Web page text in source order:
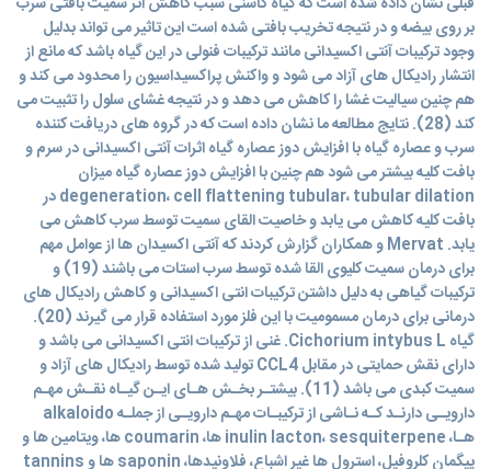
بر روی بیضه و در نتیجه تخریب بافتی شده است این تاثیر می تواند بدلیل
وجود ترکیبات آنتی اکسیدانی مانند ترکیبات فنولی در این گیاه باشد که مانع از
انتشار رادیکال های آزاد می شود و واکنش پراکسیداسیون را محدود می کند و
هم چنین سیالیت غشا را کاهش می دهد و در نتیجه غشای سلول را تثبیت می
کند (28). نتایج مطالعه ما نشان داده است که در گروه های دریافت کننده
سرب و عصاره گیاه با افزایش دوز عصاره گیاه اثرات آنتی اکسیدانی در سرم و
بافت کلیه بیشتر می شود هم چنین با افزایش دوز عصاره گیاه میزان
degeneration، cell flattening tubular، tubular dilation در
بافت کلیه کاهش می یابد و خاصیت القای سمیت توسط سرب کاهش می
یابد. Mervat و همکاران گزارش کردند که آنتی اکسیدان ها از عوامل مهم
برای درمان سمیت کلیوی القا شده توسط سرب استات می باشند (19) و
ترکیبات گیاهی به دلیل داشتن ترکیبات انتی اکسیدانی و کاهش رادیکال های
درمانی برای درمان مسمومیت با این فلز مورد استفاده قرار می گیرند (20).
گیاه Cichorium intybus L. غنی از ترکیبات انتی اکسیدانی می باشد و
دارای نقش حمایتی در مقابل CCL4 تولید شده توسط رادیکال های آزاد و
سمیت کبدی می باشد (11). بیشتـر بخـش هـای ایـن گیـاه نقـش مهـم
دارویـی دارنـد کـه نـاشی از ترکیبـات مهـم دارویـی از جملـه alkaloido
هـا، inulin lacton، sesquiterpene ها، coumarin ها، ویتامین ها و
پیگمان کلروفیل، استرول ها غیر اشباع، فلاونیدها، saponin ها و tannins